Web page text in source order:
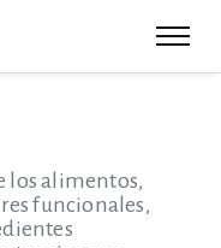
los alimentos,
funcionales,